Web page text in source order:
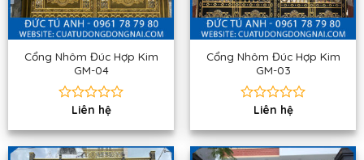
Cổng Nhôm Đúc Hợp Kim
GM-04
Được
hạng
0
Liên hệ
Cổng Nhôm Đúc Hợp Kim
GM-03
Được
hạng
0
Liên hệ